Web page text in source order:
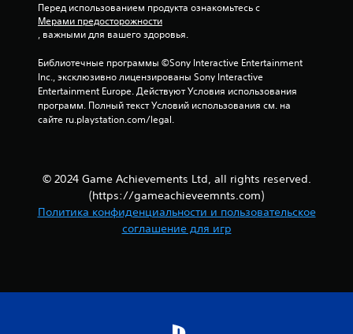
н
и
и
0
н
Перед использованием продукта ознакомьтесь с
Мерами предосторожности
, важными для вашего здоровья.
Библиотечные программы ©Sony Interactive Entertainment
Inc., эксклюзивно лицензированы Sony Interactive
Entertainment Europe. Действуют Условия использования
программ. Полный текст Условий использования см. на
сайте ru.playstation.com/legal.
© 2024 Game Achievements Ltd, all rights reserved.
(https://gameachieveemnts.com)
Политика конфиденциальности и пользовательское
соглашение для игр